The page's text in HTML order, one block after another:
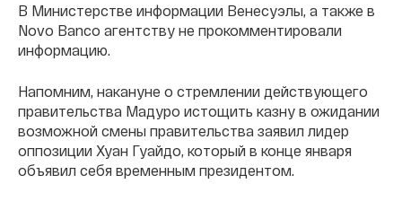
В Министерстве информации Венесуэлы, а также в
Novo Banco агентству не прокомментировали
информацию.
Напомним, накануне о стремлении действующего
правительства Мадуро истощить казну в ожидании
возможной смены правительства заявил лидер
оппозиции Хуан Гуайдо, который в конце января
объявил себя временным президентом.